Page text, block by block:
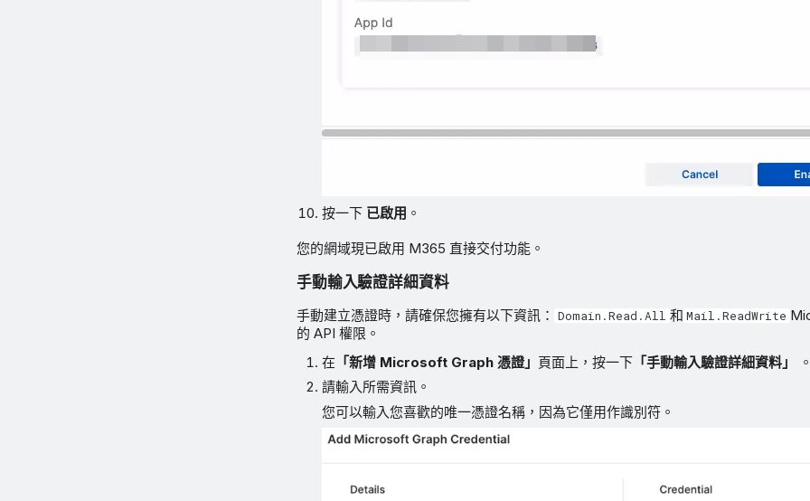
按一下 已啟用 。
您的網域現已啟用 M365 直接交付功能。
手動輸入驗證詳細資料
手動建立憑證時，請確保您擁有以下資訊： Domain.Read.All 和 Mail.ReadWrite
的 API 權限。
在 「新增 Microsoft Graph 憑證」 頁面上，按一下 「手動輸入驗證詳細資料」
請輸入所需資訊。
您可以輸入您喜歡的唯一憑證名稱，因為它僅用作識別符。